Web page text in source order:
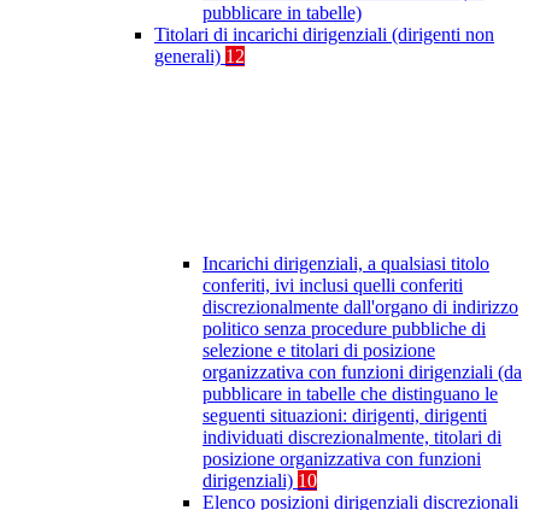
pubblicare in tabelle)
Titolari di incarichi dirigenziali (dirigenti non
generali) 12
Incarichi dirigenziali, a qualsiasi titolo
conferiti, ivi inclusi quelli conferiti
discrezionalmente dall'organo di indirizzo
politico senza procedure pubbliche di
selezione e titolari di posizione
organizzativa con funzioni dirigenziali (da
pubblicare in tabelle che distinguano le
seguenti situazioni: dirigenti, dirigenti
individuati discrezionalmente, titolari di
posizione organizzativa con funzioni
dirigenziali) 10
Elenco posizioni dirigenziali discrezionali